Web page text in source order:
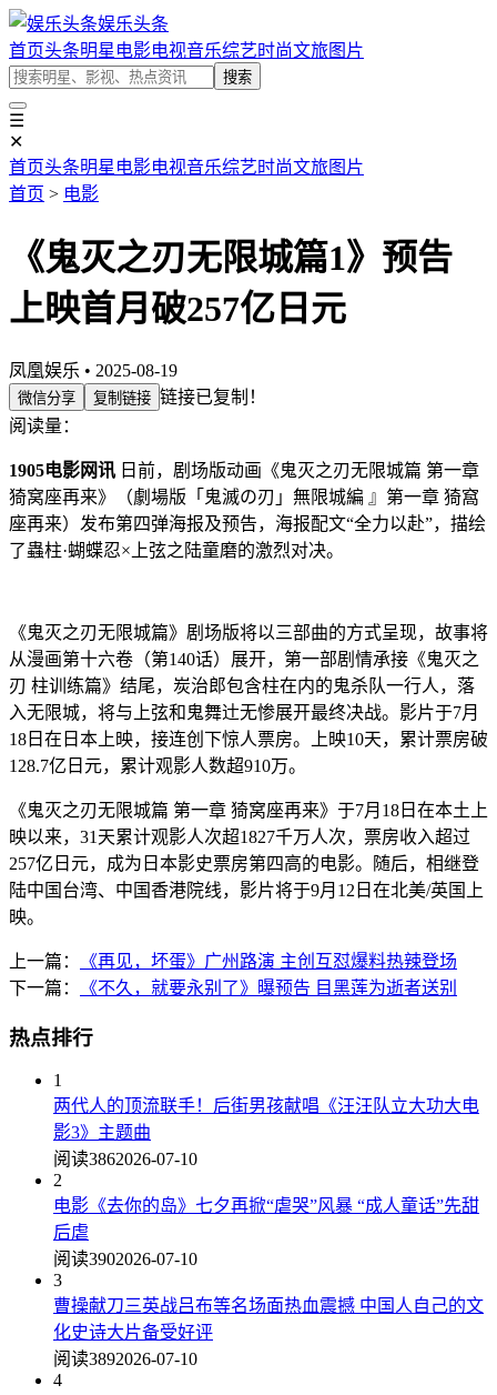
娱乐头条
首页头条明星 电影电视音乐综艺时尚文旅图片
搜索
☰
✕
首页头条明星 电影电视音乐综艺时尚文旅图片
首页 > 电影
《鬼灭之刃无限城篇1》预告
上映首月破257亿日元
凤凰娱乐 • 2025-08-19
微信分享 复制链接 链接已复制！
阅读量：
1905电影网讯 日前，剧场版动画《鬼灭之刃无限城篇 第一章
猗窝座再来》（劇場版「鬼滅の刃」無限城編 』第一章 猗窩
座再来）发布第四弹海报及预告，海报配文“全力以赴”，描绘
了蟲柱·蝴蝶忍×上弦之陆童磨的激烈对决。
《鬼灭之刃无限城篇》剧场版将以三部曲的方式呈现，故事将
从漫画第十六卷（第140话）展开，第一部剧情承接《鬼灭之
刃 柱训练篇》结尾，炭治郎包含柱在内的鬼杀队一行人，落
入无限城，将与上弦和鬼舞辻无惨展开最终决战。影片于7月
18日在日本上映，接连创下惊人票房。上映10天，累计票房破
128.7亿日元，累计观影人数超910万。
《鬼灭之刃无限城篇 第一章 猗窝座再来》于7月18日在本土上
映以来，31天累计观影人次超1827千万人次，票房收入超过
257亿日元，成为日本影史票房第四高的电影。随后，相继登
陆中国台湾、中国香港院线，影片将于9月12日在北美/英国上
映。
上一篇：
《再见，坏蛋》广州路演 主创互怼爆料热辣登场
下一篇：
《不久，就要永别了》曝预告 目黑莲为逝者送别
热点排行
1
两代人的顶流联手！后街男孩献唱《汪汪队立大功大电
影3》主题曲
阅读3862026-07-10
2
电影《去你的岛》七夕再掀“虐哭”风暴 “成人童话”先甜
后虐
阅读3902026-07-10
3
曹操献刀三英战吕布等名场面热血震撼 中国人自己的文
化史诗大片备受好评
阅读3892026-07-10
4